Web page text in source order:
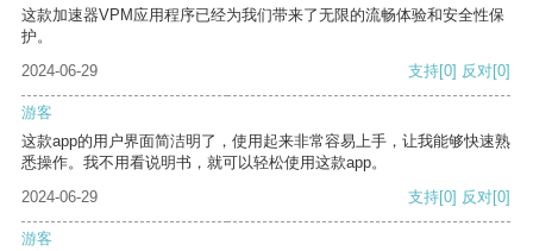
这款加速器VPM应用程序已经为我们带来了无限的流畅体验和安全性保
护。
2024-06-29
支持[0] 反对[0]
游客
这款app的用户界面简洁明了，使用起来非常容易上手，让我能够快速熟
悉操作。我不用看说明书，就可以轻松使用这款app。
2024-06-29
支持[0] 反对[0]
游客